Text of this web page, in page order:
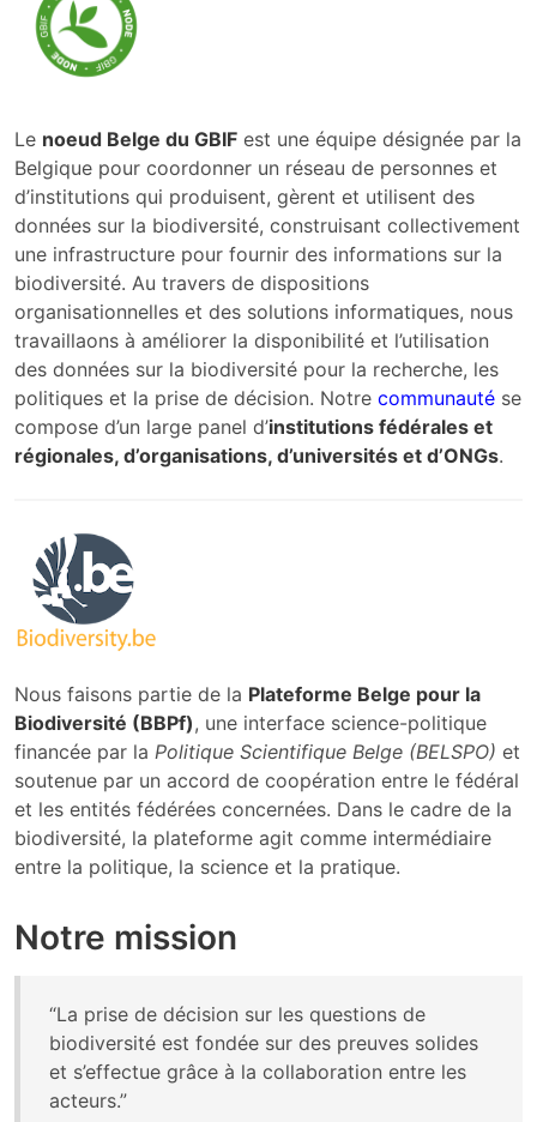
Le noeud Belge du GBIF est une équipe désignée par la
Belgique pour coordonner un réseau de personnes et
d’institutions qui produisent, gèrent et utilisent des
données sur la biodiversité, construisant collectivement
une infrastructure pour fournir des informations sur la
biodiversité. Au travers de dispositions
organisationnelles et des solutions informatiques, nous
travaillaons à améliorer la disponibilité et l’utilisation
des données sur la biodiversité pour la recherche, les
politiques et la prise de décision. Notre communauté se
compose d’un large panel d’institutions fédérales et
régionales, d’organisations, d’universités et d’ONGs.
Nous faisons partie de la Plateforme Belge pour la
Biodiversité (BBPf), une interface science-politique
financée par la Politique Scientifique Belge (BELSPO) et
soutenue par un accord de coopération entre le fédéral
et les entités fédérées concernées. Dans le cadre de la
biodiversité, la plateforme agit comme intermédiaire
entre la politique, la science et la pratique.
Notre mission
“La prise de décision sur les questions de
biodiversité est fondée sur des preuves solides
et s’effectue grâce à la collaboration entre les
acteurs.”